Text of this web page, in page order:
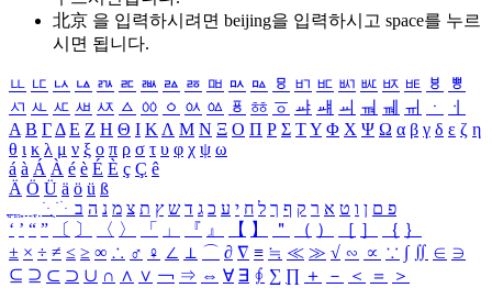
北京 을 입력하시려면 beijing을 입력하시고 space를 누르
시면 됩니다.
ㅥ ㅦ ㅧ ㅨ ㅩ ㅪ ㅫ ㅬ ㅭ ㅮ ㅯ ㅰ ㅱ ㅲ ㅳ ㅴ ㅵ ㅶ ㅷ ㅸ
ㅹ
ㅺ ㅻ ㅼ ㅽ ㅾ ㅿ ㆀ ㆁ ㆂ ㆃ ㆄ ㆅ ㆆ ㆇ ㆈ ㆉ ㆊ ㆋ ㆌ ㆍ
ㆎ
Α Β ΓΔ Ε Ζ Η Θ Ι ΚΛ Μ Ν Ξ Ο Π Ρ Σ ΤΥ Φ Χ Ψ Ω α β γ δ ε ζ η
θ ι κ λ μ ν ξ ο π ρ σ τ υ φ χ ψ ω
á à Á À é è É È ç Ç ê
Ä Ö Ü ä ö ü ß
ִֶֹ ֻּ ׁׂ פ ם ן ו ט א ר ק ף ך ל ח י ע כ ג ד ש ץ ת צ מ נ ה ב
‘ ’ “ ” 〔 〕 〈 〉 「 」 『 』 【 】 ＂ （ ） ［ ］ ｛ ｝
± × ÷ ≠ ≤ ≥ ∞ ∴ ♂ ♀ ∠ ⊥ ⌒ ∂ ∇ ≡ ≒ ≪ ≫ √ ∽ ∝ ∵ ∫ ∬ ∈ ∋
⊆ ⊇ ⊂ ⊃ ∪ ∩ ∧ ∨ ￢ ⇒ ⇔ ∀ ∃ ∮ ∑ ∏ ＋ － ＜ ＝
＞